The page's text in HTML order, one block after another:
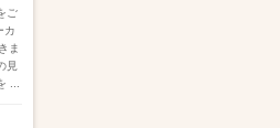
ご
カ
ま
見
...